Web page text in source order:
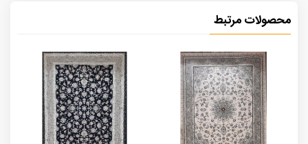
محصولات مرتبط